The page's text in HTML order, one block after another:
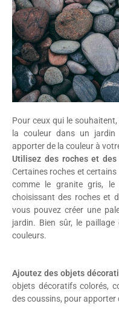
Pour ceux qui le
la couleur dans un jardin
apporter de la couleur à
Utilisez des roches et
Certaines roches et
comme le granite gris,
choisissant des roches et
vous pouvez créer une
jardin. Bien sûr, le
couleurs.
Ajoutez des objets
objets décoratifs colorés,
des coussins, pour apporter